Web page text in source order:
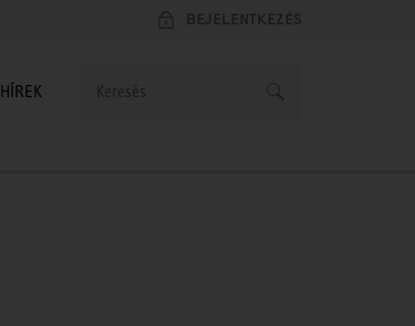
BEJELENTKEZÉS
HÍREK